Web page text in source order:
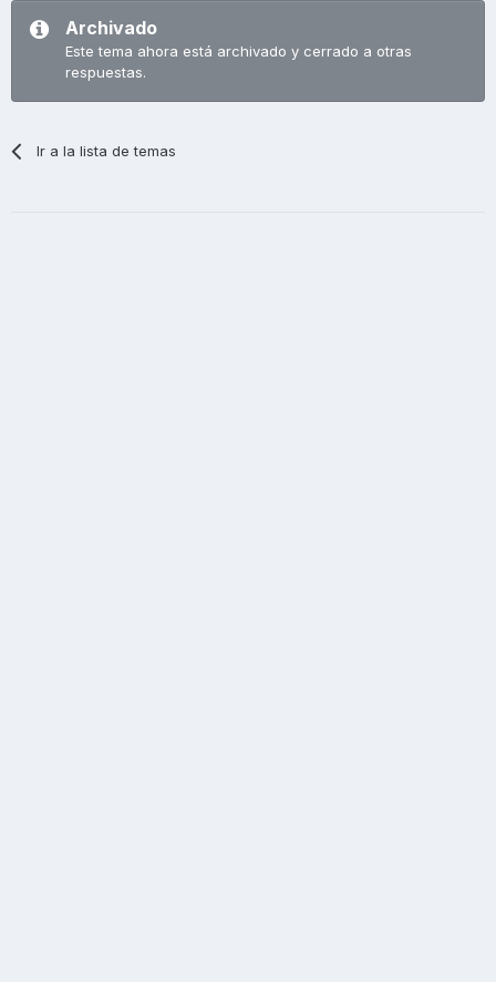
Archivado
Este tema ahora está archivado y cerrado a otras
respuestas.
Ir a la lista de temas